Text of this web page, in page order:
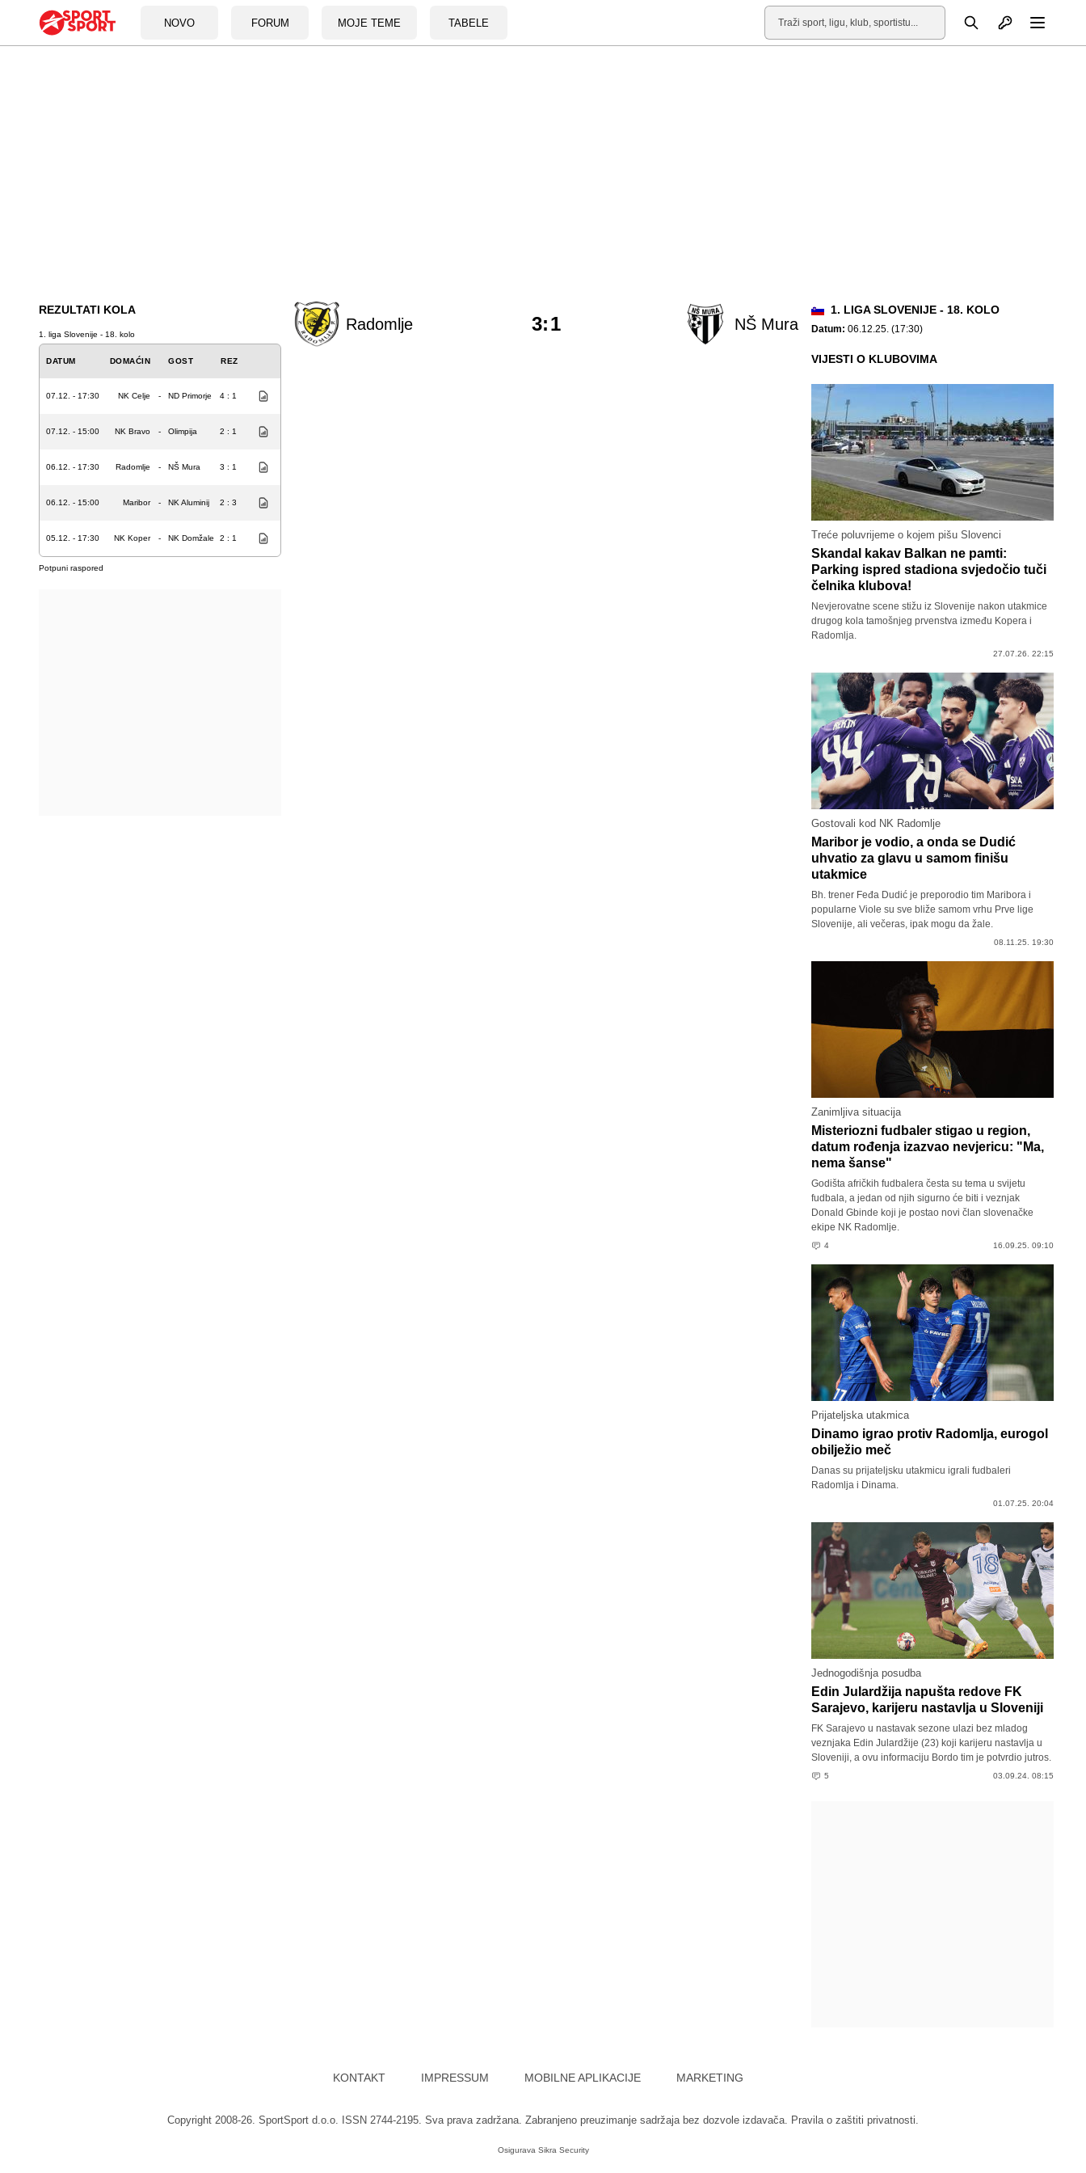
NOVO FORUM MOJE TEME TABELE
Pretraga Otvori profil
REZULTATI KOLA
1. liga Slovenije - 18. kolo
DATUM DOMAĆIN GOST REZ
07.12. - 17:30 NK Celje - ND Primorje 4 : 1
07.12. - 15:00 NK Bravo - Olimpija 2 : 1
06.12. - 17:30 Radomlje - NŠ Mura 3 : 1
06.12. - 15:00 Maribor - NK Aluminij 2 : 3
05.12. - 17:30 NK Koper - NK Domžale 2 : 1
Potpuni raspored
Radomlje NŠ Mura
3:1
1. LIGA SLOVENIJE - 18. KOLO
Datum: 06.12.25. (17:30)
VIJESTI O KLUBOVIMA
Treće poluvrijeme o kojem pišu Slovenci
Skandal kakav Balkan ne pamti:
Parking ispred stadiona svjedočio tuči
čelnika klubova!
Nevjerovatne scene stižu iz Slovenije nakon utakmice
drugog kola tamošnjeg prvenstva između Kopera i
Radomlja.
27.07.26. 22:15
Gostovali kod NK Radomlje
Maribor je vodio, a onda se Dudić
uhvatio za glavu u samom finišu
utakmice
Bh. trener Feđa Dudić je preporodio tim Maribora i
popularne Viole su sve bliže samom vrhu Prve lige
Slovenije, ali večeras, ipak mogu da žale.
08.11.25. 19:30
Zanimljiva situacija
Misteriozni fudbaler stigao u region,
datum rođenja izazvao nevjericu: "Ma,
nema šanse"
Godišta afričkih fudbalera česta su tema u svijetu
fudbala, a jedan od njih sigurno će biti i veznjak
Donald Gbinde koji je postao novi član slovenačke
ekipe NK Radomlje.
4 16.09.25. 09:10
Prijateljska utakmica
Dinamo igrao protiv Radomlja, eurogol
obilježio meč
Danas su prijateljsku utakmicu igrali fudbaleri
Radomlja i Dinama.
01.07.25. 20:04
Jednogodišnja posudba
Edin Julardžija napušta redove FK
Sarajevo, karijeru nastavlja u Sloveniji
FK Sarajevo u nastavak sezone ulazi bez mladog
veznjaka Edin Julardžije (23) koji karijeru nastavlja u
Sloveniji, a ovu informaciju Bordo tim je potvrdio jutros.
5 03.09.24. 08:15
KONTAKT IMPRESSUM MOBILNE APLIKACIJE MARKETING
Copyright 2008-26. SportSport d.o.o. ISSN 2744-2195. Sva prava zadržana. Zabranjeno preuzimanje sadržaja bez dozvole izdavača. Pravila o zaštiti privatnosti.
Osigurava Sikra Security